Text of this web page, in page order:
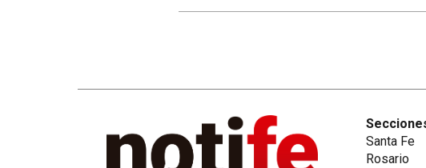
Santa Fe
Rosario